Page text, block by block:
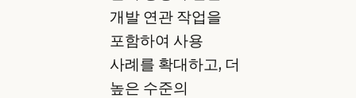
개발 연관 작업을
포함하여 사용
사례를 확대하고, 더
높은 수준의